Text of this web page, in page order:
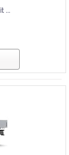
...